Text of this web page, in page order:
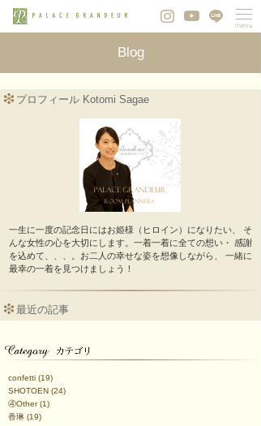
Blog
プロフィール Kotomi Sagae
一生に一度の記念日にはお姫様（ヒロイン）になりたい、 そ
んな女性の心を大切にします。一着一着に全ての想い・ 感謝
を込めて、、、。お二人の幸せな姿を想像しながら、 一緒に
最幸の一着を見つけましょう！
最近の記事
confetti (19)
SHOTOEN (24)
④Other(1)
香琳 (19)